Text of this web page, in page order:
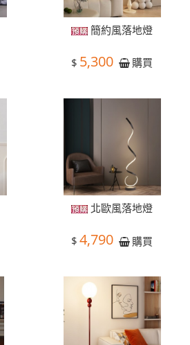
簡約風落地燈
$ 5,300 購買
北歐風落地燈
$ 4,790 購買